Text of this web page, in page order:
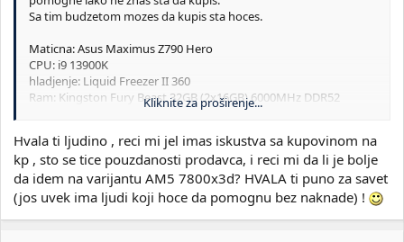
Sa tim budzetom mozes da kupis sta hoces.
Maticna: Asus Maximus Z790 Hero
CPU: i9 13900K
hladjenje: Liquid Freezer II 360
Ram: Kingston Fury Beast 32GB (2x16GB) 6000MHz DDR52
napajanje: bequiet dark power 13 pro 1300W
Ovo ti izadje ispod oko 3500€ ukloko kupujes preko KP.
Ostaje 500€ za kuciste
Kliknite za proširenje...
Hvala ti ljudino , reci mi jel imas iskustva sa kupovinom na
kp , sto se tice pouzdanosti prodavca, i reci mi da li je bolje
da idem na varijantu AM5 7800x3d? HVALA ti puno za savet
(jos uvek ima ljudi koji hoce da pomognu bez naknade) !